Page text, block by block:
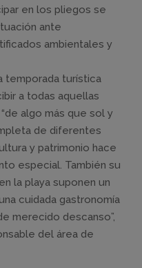
en los pliegos se
ante
ambientales y
temporada turística
a todas aquellas
algo más que sol y
de diferentes
y patrimonio hace
especial. También su
la playa suponen un
cuidada gastronomía
merecido descanso”,
del área de